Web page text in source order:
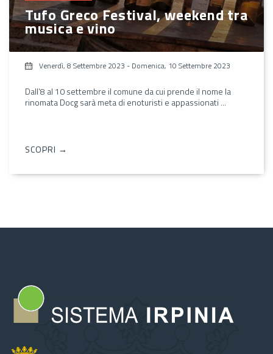
Tufo Greco Festival, weekend tra
musica e vino
Venerdì, 8 Settembre 2023 - Domenica, 10 Settembre 2023
Dall’8 al 10 settembre il comune da cui prende il nome la
rinomata Docg sarà meta di enoturisti e appassionati ...
SCOPRI →